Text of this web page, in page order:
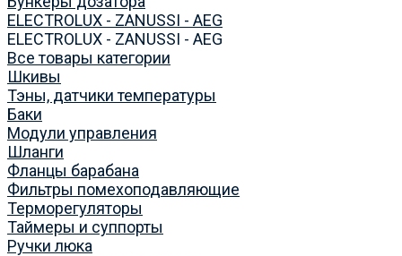
ELECTROLUX - ZANUSSI - AEG
ELECTROLUX - ZANUSSI - AEG
Все товары категории
Шкивы
Тэны, датчики температуры
Баки
Модули управления
Шланги
Фланцы барабана
Фильтры помехоподавляющие
Терморегуляторы
Таймеры и суппорты
Ручки люка